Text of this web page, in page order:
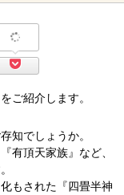
ご紹介します。
知でしょうか。
有頂天家族』など、
もされた『四畳半神